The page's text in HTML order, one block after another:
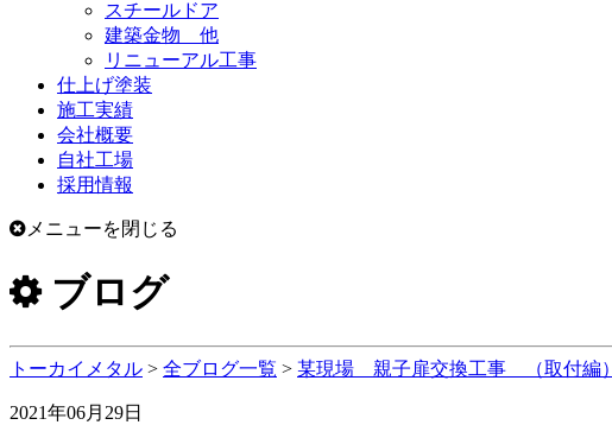
スチールドア
建築金物 他
リニューアル工事
仕上げ塗装
施工実績
会社概要
自社工場
採用情報
メニューを閉じる
ブログ
トーカイメタル > 全ブログ一覧 > 某現場 親子扉交換工事 （取付編）
2021年06月29日